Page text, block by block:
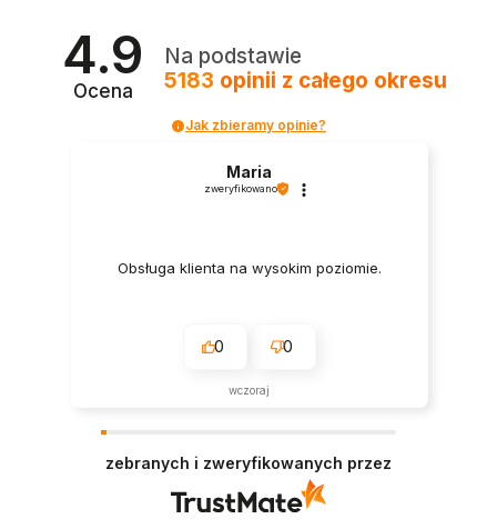
4.9
Ocena
Na podstawie
5183 opinii z całego okresu
Jak zbieramy opinie?
Maria
zweryfikowano
Obsługa klienta na wysokim poziomie.
0 0
wczoraj
zebranych i zweryfikowanych przez